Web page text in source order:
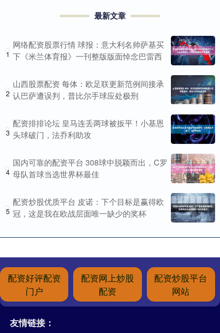
最新文章
1
网络配资股票行情 球报：意大利名帅萨基买
下《米兰体育报》一刊整版版面悼念巴雷西
2
山西股票配资 每体：欧足联更新范例间接承
认巴萨遭误判，普比尔手球应处极刑
3
配资排排论坛 皇马连丢两球被扳平！小基恩
头球破门，法乔利助攻
4
国内可靠的配资平台 308球中脱颖而出，C罗
母队首球当选世界杯最佳
5
配资炒股优质平台 皮诺：下个目标是赢得欧
冠，这是我在欧战层面唯一缺少的奖杯
配资好评配资
门户
配资网上炒股
配资
配资炒股平台
网站
友情链接：